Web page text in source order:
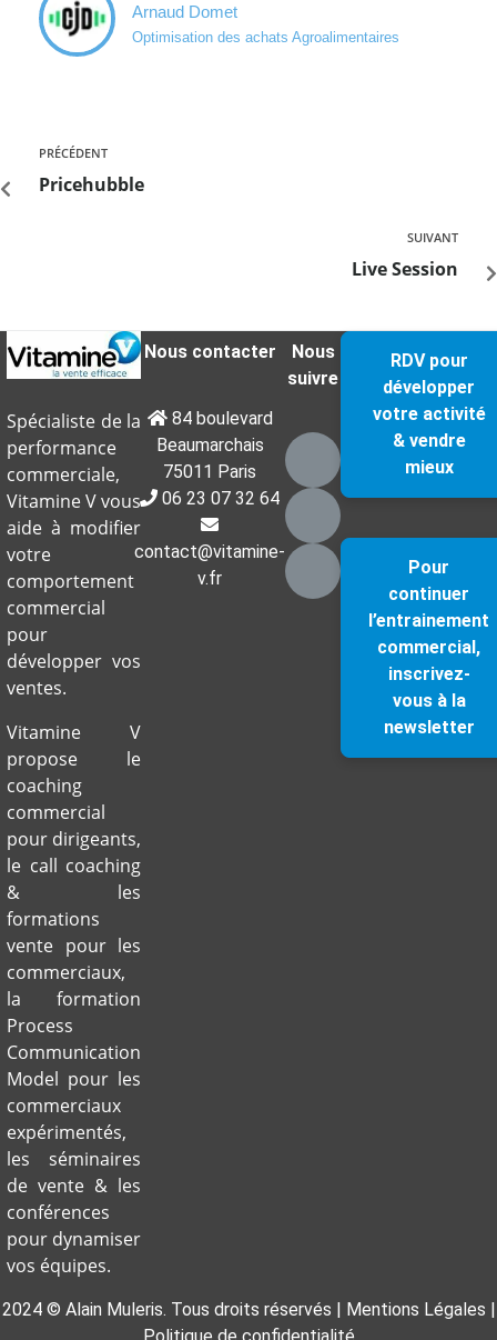
Arnaud Domet
Optimisation des achats Agroalimentaires
PRÉCÉDENT
Pricehubble
SUIVANT
Live Session
Spécialiste de la
performance
commerciale,
Vitamine V vous
aide à modifier
votre
comportement
commercial
pour
développer vos
ventes.
Vitamine V
propose le
coaching
commercial
pour dirigeants,
le call coaching
& les
formations
vente pour les
commerciaux,
la formation
Process
Communication
Model pour les
commerciaux
expérimentés,
les séminaires
de vente & les
conférences
pour dynamiser
vos équipes.
Nous contacter
84 boulevard
Beaumarchais
75011 Paris
06 23 07 32 64
contact@vitamine-
v.fr
Nous
suivre
RDV pour
développer
votre activité
& vendre
mieux
Pour
continuer
l’entrainement
commercial,
inscrivez-
vous à la
newsletter
2024 © Alain Muleris. Tous droits réservés | Mentions Légales |